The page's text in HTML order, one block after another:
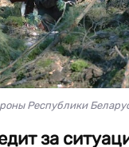
Республики
за